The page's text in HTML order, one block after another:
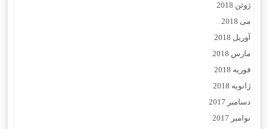
ژوئن 2018
می 2018
آوریل 2018
مارس 2018
فوریه 2018
ژانویه 2018
دسامبر 2017
نوامبر 2017